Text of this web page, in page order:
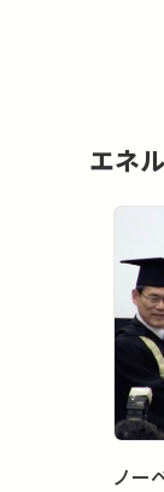
エネ
ノー